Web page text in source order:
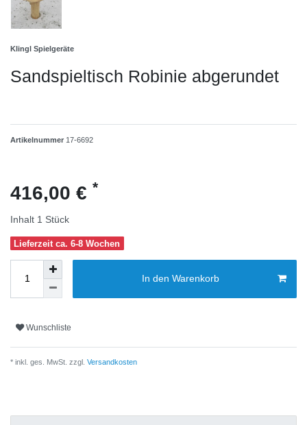
Klingl Spielgeräte
Sandspieltisch Robinie abgerundet
Artikelnummer 17-6692
416,00 € *
Inhalt 1 Stück
Lieferzeit ca. 6-8 Wochen
In den Warenkorb
Wunschliste
* inkl. ges. MwSt. zzgl. Versandkosten